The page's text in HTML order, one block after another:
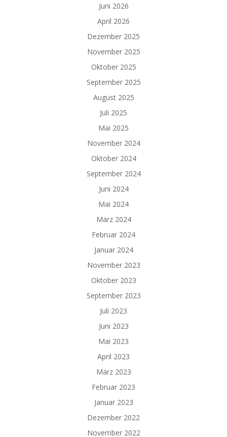
Juni 2026
April 2026
Dezember 2025
November 2025
Oktober 2025
September 2025
August 2025
Juli 2025
Mai 2025
November 2024
Oktober 2024
September 2024
Juni 2024
Mai 2024
März 2024
Februar 2024
Januar 2024
November 2023
Oktober 2023
September 2023
Juli 2023
Juni 2023
Mai 2023
April 2023
März 2023
Februar 2023
Januar 2023
Dezember 2022
November 2022